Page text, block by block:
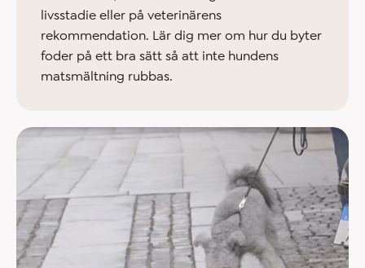
livsstadie eller på veterinärens
rekommendation. Lär dig mer om hur du byter
foder på ett bra sätt så att inte hundens
matsmältning rubbas.